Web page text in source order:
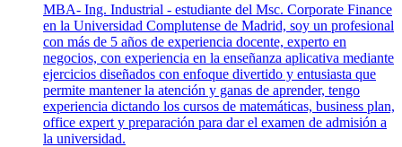
MBA- Ing. Industrial - estudiante del Msc. Corporate Finance
en la Universidad Complutense de Madrid, soy un profesional
con más de 5 años de experiencia docente, experto en
negocios, con experiencia en la enseñanza aplicativa mediante
ejercicios diseñados con enfoque divertido y entusiasta que
permite mantener la atención y ganas de aprender, tengo
experiencia dictando los cursos de matemáticas, business plan,
office expert y preparación para dar el examen de admisión a
la universidad.